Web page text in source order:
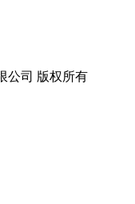
公司 版权所有